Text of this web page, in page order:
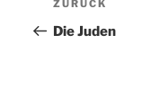
Vorheriger
Beitrag
ZURÜCK
Die Juden